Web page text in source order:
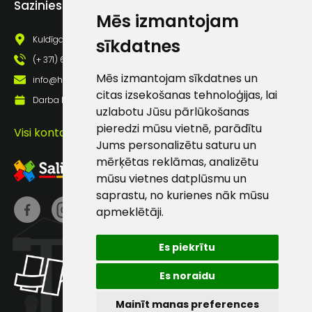
Mēs izmantojam
sīkdatnes
Mēs izmantojam sīkdatnes un
citas izsekošanas tehnoloģijas, lai
uzlabotu Jūsu pārlūkošanas
pieredzi mūsu vietnē, parādītu
Jums personalizētu saturu un
mērķētas reklāmas, analizētu
mūsu vietnes datplūsmu un
saprastu, no kurienes nāk mūsu
apmeklētāji.
Es piekrītu
Es noraidu
Mainīt manas preferences
Sazinies ar mums
Kuldīgas iela 69a, Saldus, Saldus nov., LV - 3801
(+ 371) 63 881 186
info@hards.lv
Darba laiks: Darbadienās: 8:00 - 17:00
Visi kontakti
pastā
Klientu
atbalsts
Darbdienās:
8:00 – 17:00
186
info@hards.lv